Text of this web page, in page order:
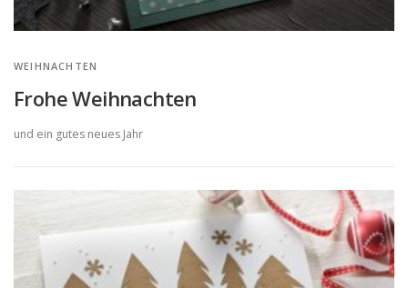
WEIHNACHTEN
Frohe Weihnachten
und ein gutes neues Jahr